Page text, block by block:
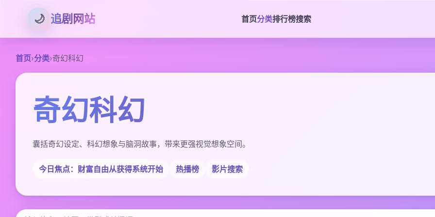
🌙 追剧网站 首页分类排行榜搜索
首页›分类›奇幻科幻
奇幻科幻
囊括奇幻设定、科幻想象与脑洞故事，带来更强视觉想象空间。
今日焦点：财富自由从获得系统开始 热播榜 影片搜索